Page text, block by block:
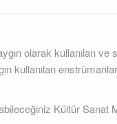
olarak kullanılan ve
kullanılan
Kültür Sanat